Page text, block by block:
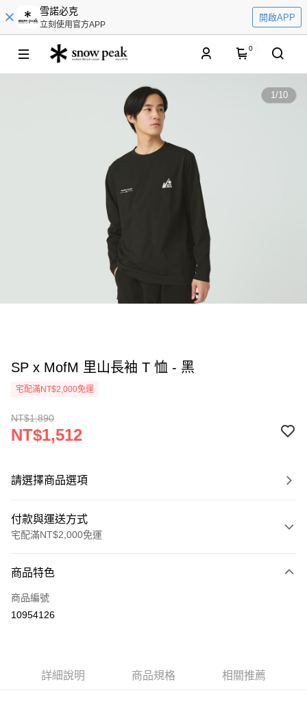
雪諾必克
立刻使用官方APP
開啟APP
0
1/10
SP x MofM 里山長袖 T 恤 - 黑
宅配滿NT$2,000免運
NT$1,890
NT$1,512
請選擇商品選項
付款與運送方式
宅配滿NT$2,000免運
信用卡一次付款
信用卡分期付款
上海商業儲蓄銀行
台北富邦商業銀行
合作金庫商業銀行
第一商業銀行
LINE Pay
商品特色
商品編號
10954126
詳細說明 商品規格 相關推薦